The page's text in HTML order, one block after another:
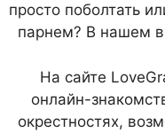
просто поболтать
парнем? В нашем
На сайте
онлайн-
окрестностях,